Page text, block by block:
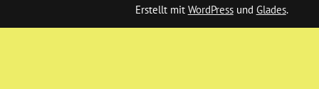
Erstellt mit WordPressund Glades.